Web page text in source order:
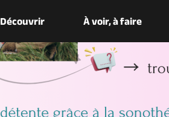
Découvrir À voir, à faire